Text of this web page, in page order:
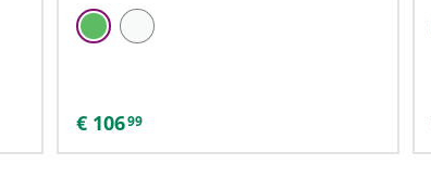
€ 10699